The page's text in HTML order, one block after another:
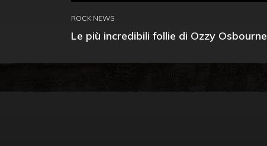
ROCK NEWS
Le più incredibili follie di Ozzy Osbourne